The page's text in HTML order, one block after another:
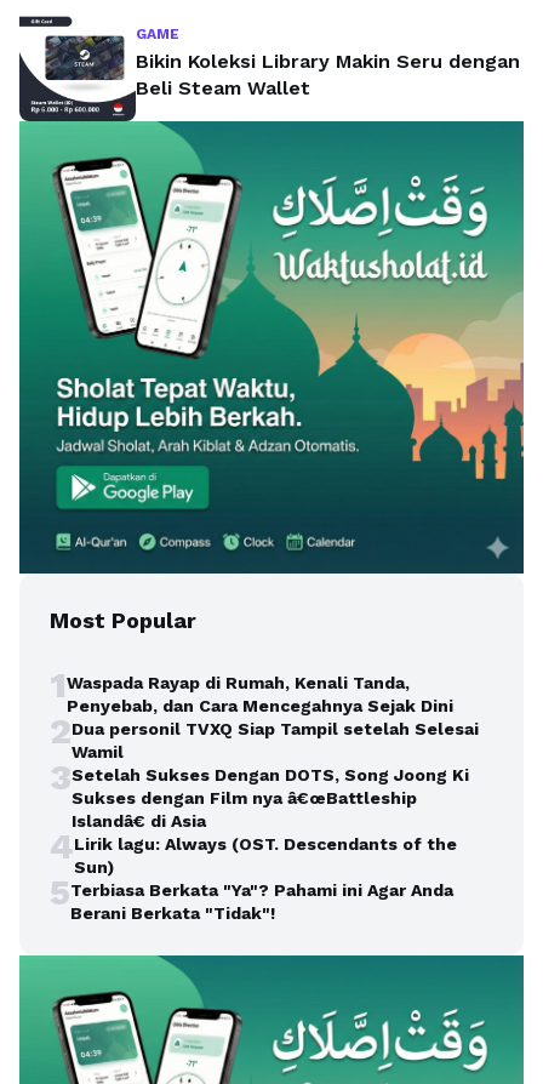
GAME
Bikin Koleksi Library Makin Seru dengan
Beli Steam Wallet
Most Popular
1Waspada Rayap di Rumah, Kenali Tanda,
Penyebab, dan Cara Mencegahnya Sejak Dini
2Dua personil TVXQ Siap Tampil setelah Selesai
Wamil
3Setelah Sukses Dengan DOTS, Song Joong Ki
Sukses dengan Film nya â€œBattleship
Islandâ€ di Asia
4Lirik lagu: Always (OST. Descendants of the
Sun)
5Terbiasa Berkata "Ya"? Pahami ini Agar Anda
Berani Berkata "Tidak"!